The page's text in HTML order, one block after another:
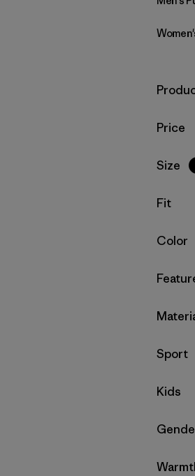
Filtrar
Filtrar
Price
Filtrar
Size
Filtrar
Fit
Filtrar
Color
Filtrar
Filtrar
Filtrar
Sport
Filtrar
Kids
Filtrar
Filtrar